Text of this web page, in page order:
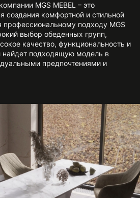
MGS MEBEL – это
создания комфортной и стильной
профессиональному подходу MGS
выбор обеденных групп,
качество, функциональность и
подходящую модель в
предпочтениями и